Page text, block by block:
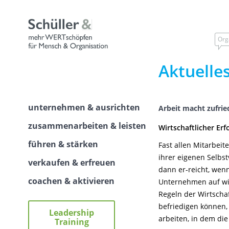
content
unternehmen & ausrichten
zusammenarbeiten & leisten
führen & stärken
verkaufen & erfreuen
coachen & aktivieren
Leadership
Training
Arbeit macht
Wirtschaftlicher
Fast allen
ihrer eigenen
dann er-reicht,
Unternehmen auf
Regeln der
befriedigen
arbeiten, in dem